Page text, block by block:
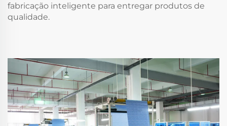
fabricação inteligente para entregar produtos de
qualidade.